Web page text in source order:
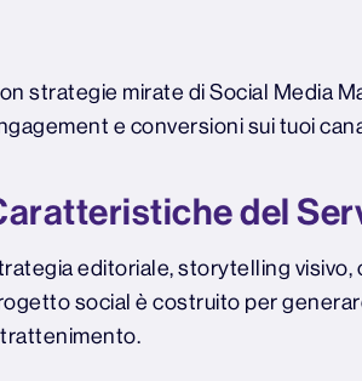
strategie mirate di Social Media
e conversioni sui tuoi
del
editoriale, storytelling
social è costruito per